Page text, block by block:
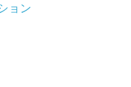
ョン